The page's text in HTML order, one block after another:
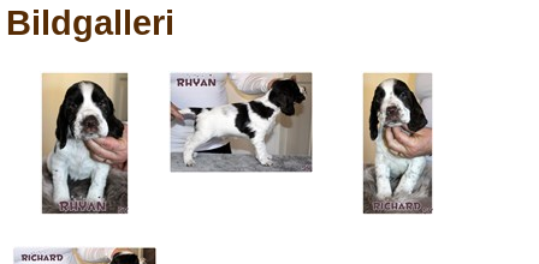
Bildgalleri